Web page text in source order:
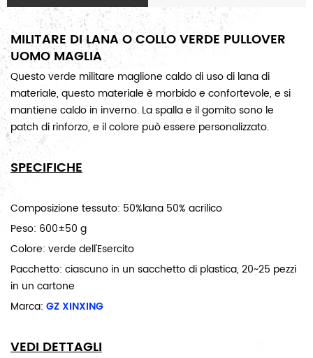
MILITARE DI LANA O COLLO VERDE PULLOVER
UOMO MAGLIA
Questo verde militare maglione caldo di uso di lana di
materiale, questo materiale è morbido e confortevole, e si
mantiene caldo in inverno. La spalla e il gomito sono le
patch di rinforzo, e il colore può essere personalizzato.
SPECIFICHE
Composizione tessuto: 50%lana 50% acrilico
Peso: 600±50 g
Colore: verde dell'Esercito
Pacchetto: ciascuno in un sacchetto di plastica, 20~25 pezzi
in un cartone
Marca: GZ XINXING
VEDI DETTAGLI